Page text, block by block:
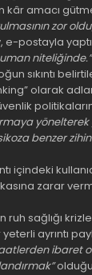
kâr amacı
zor
postayla
niteliğinde.”
sıkıntı
olarak
yönelterek
benzer
içindeki
zarar
ruh sağlığı
ayrıntı
ibaret